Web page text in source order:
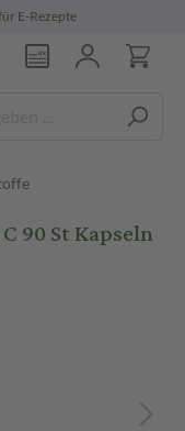
E-Rezepte
90 St Kapseln